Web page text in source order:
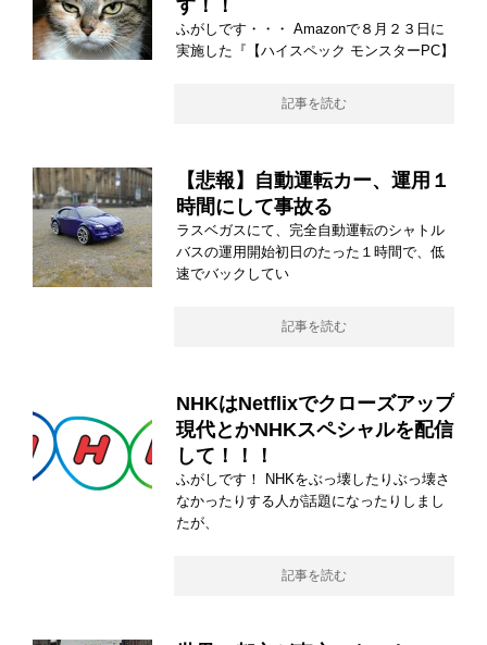
す！！
ふがしです・・・ Amazonで８月２３日に
実施した『【ハイスペック モンスターPC】
記事を読む
【悲報】自動運転カー、運用１
時間にして事故る
ラスベガスにて、完全自動運転のシャトル
バスの運用開始初日のたった１時間で、低
速でバックしてい
記事を読む
NHKはNetflixでクローズアップ
現代とかNHKスペシャルを配信
して！！！
ふがしです！ NHKをぶっ壊したりぶっ壊さ
なかったりする人が話題になったりしまし
たが、
記事を読む